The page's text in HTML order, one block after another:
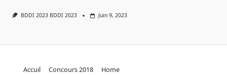
BDDI 2023 BDDI 2023 Juin 9, 2023
Accuil Concours 2018
Home